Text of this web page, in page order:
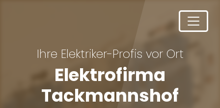
Ihre Elektriker-Profis vor Ort
Elektrofirma
Tackmannshof